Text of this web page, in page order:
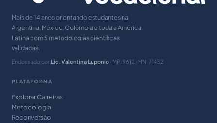
Mais de 14 anos orientando estudantes na
Argentina, México, Colômbia e toda a América
Latina com 5 metodologias científicas
validadas.
Endossado por Lic. Valentina Luponio · MP: 9612 · MN: 71432
PLATAFORMA
Explorar Carreiras
Metodologia
Reconversão